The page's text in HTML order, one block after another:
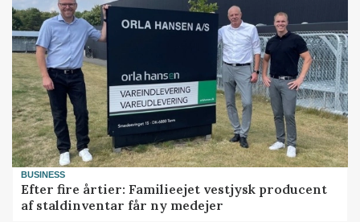
BUSINESS
Efter fire årtier: Familieejet vestjysk producent
af staldinventar får ny medejer